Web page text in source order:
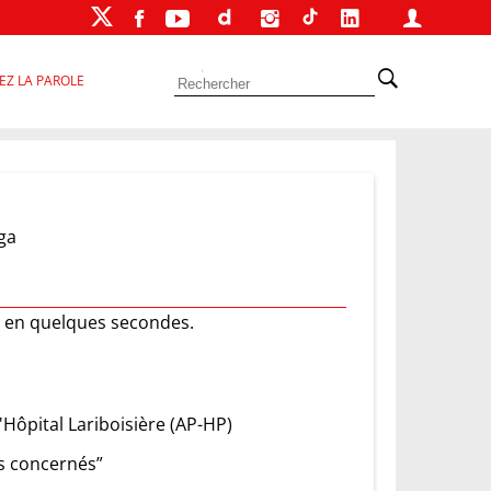
LA PAROLE
quelques secondes.
Lariboisière (AP-HP)
concernés”